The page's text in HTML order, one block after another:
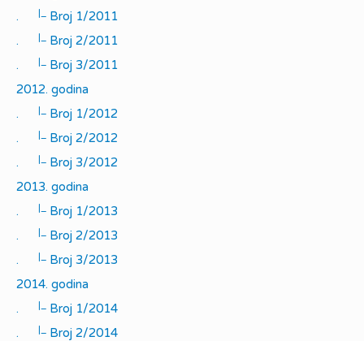
.
|_
Broj 1/2011
.
|_
Broj 2/2011
.
|_
Broj 3/2011
2012. godina
.
|_
Broj 1/2012
.
|_
Broj 2/2012
.
|_
Broj 3/2012
2013. godina
.
|_
Broj 1/2013
.
|_
Broj 2/2013
.
|_
Broj 3/2013
2014. godina
.
|_
Broj 1/2014
.
|_
Broj 2/2014